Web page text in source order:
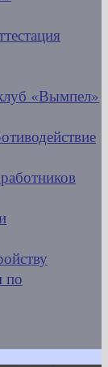
«Вымпел»
по